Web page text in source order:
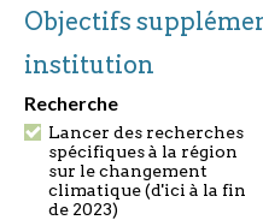
Objectifs
institution
Recherche
Lancer des recherches
spécifiques à la région
sur le changement
climatique (d'ici à la fin
de 2023)